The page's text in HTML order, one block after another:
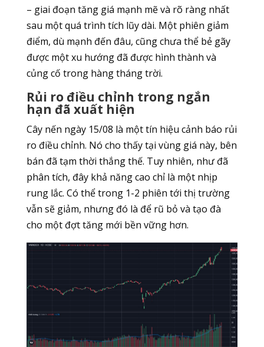
– giai đoạn tăng giá mạnh mẽ và rõ ràng nhất
sau một quá trình tích lũy dài. Một phiên giảm
điểm, dù mạnh đến đâu, cũng chưa thể bẻ gãy
được một xu hướng đã được hình thành và
củng cố trong hàng tháng trời.
Rủi ro điều chỉnh trong ngắn
hạn đã xuất hiện
Cây nến ngày 15/08 là một tín hiệu cảnh báo rủi
ro điều chỉnh. Nó cho thấy tại vùng giá này, bên
bán đã tạm thời thắng thế. Tuy nhiên, như đã
phân tích, đây khả năng cao chỉ là một nhịp
rung lắc. Có thể trong 1-2 phiên tới thị trường
vẫn sẽ giảm, nhưng đó là để rũ bỏ và tạo đà
cho một đợt tăng mới bền vững hơn.